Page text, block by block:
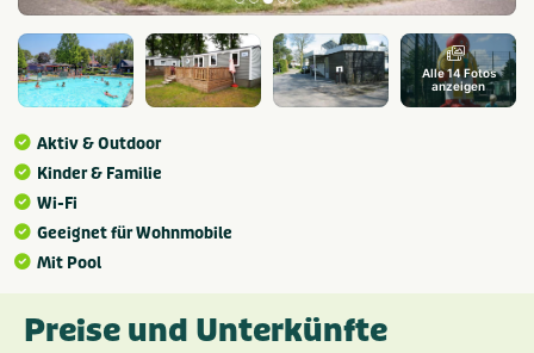
Alle 14 Fotos
anzeigen
Aktiv & Outdoor
Kinder & Familie
Wi-Fi
Geeignet für Wohnmobile
Mit Pool
Preise und Unterkünfte